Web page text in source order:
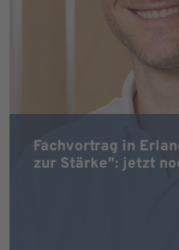
Fachvortrag in
zur Stärke": jetzt